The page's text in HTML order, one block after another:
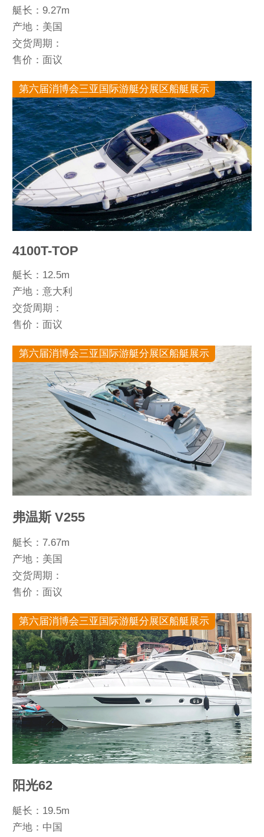
艇长：9.27m
产地：美国
交货周期：
售价：面议
第六届消博会三亚国际游艇分展区船艇展示
4100T-TOP
艇长：12.5m
产地：意大利
交货周期：
售价：面议
第六届消博会三亚国际游艇分展区船艇展示
弗温斯 V255
艇长：7.67m
产地：美国
交货周期：
售价：面议
第六届消博会三亚国际游艇分展区船艇展示
阳光62
艇长：19.5m
产地：中国